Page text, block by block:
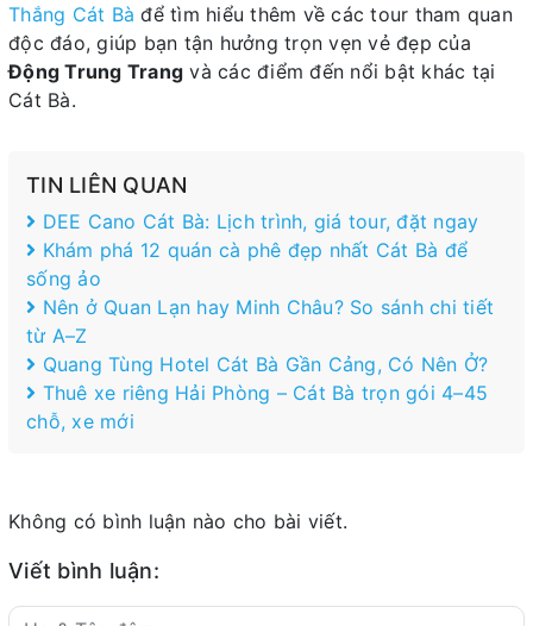
Thắng Cát Bà để tìm hiểu thêm về các tour tham quan
độc đáo, giúp bạn tận hưởng trọn vẹn vẻ đẹp của
Động Trung Trang và các điểm đến nổi bật khác tại
Cát Bà.
TIN LIÊN QUAN
DEE Cano Cát Bà: Lịch trình, giá tour, đặt ngay
Khám phá 12 quán cà phê đẹp nhất Cát Bà để
sống ảo
Nên ở Quan Lạn hay Minh Châu? So sánh chi tiết
từ A–Z
Quang Tùng Hotel Cát Bà Gần Cảng, Có Nên Ở?
Thuê xe riêng Hải Phòng – Cát Bà trọn gói 4–45
chỗ, xe mới
Không có bình luận nào cho bài viết.
Viết bình luận: